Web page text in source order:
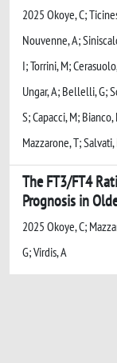
2025 Okoye, C;
Nouvenne, A;
I; Torrini, M;
Ungar, A; Bellelli, G;
S; Capacci, M;
Mazzarone, T; Salvati,
The FT3/FT4
Prognosis in
2025 Okoye, C;
G; Virdis, A